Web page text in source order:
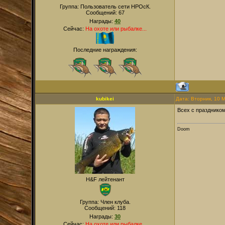
Группа: Пользователь сети НРОсК.
Сообщений: 67
Награды: 40
Сейчас: На охоте или рыбалке...
Последние награждения:
kubikei Дата: Вторник, 10
H&F лейтенант
Группа: Член клуба.
Сообщений: 118
Награды: 30
Всех с
Doom